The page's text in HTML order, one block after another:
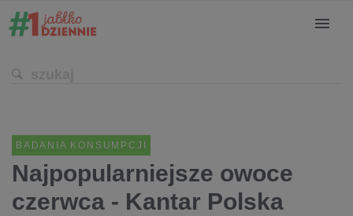
BADANIA KONSUMPCJI
Najpopularniejsze owoce
czerwca - Kantar Polska